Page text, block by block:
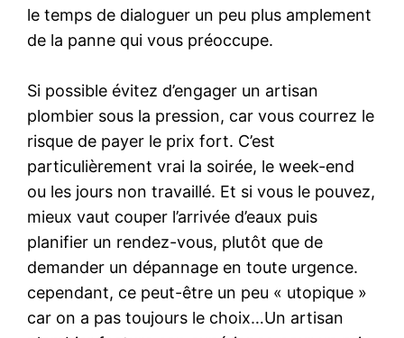
le temps de dialoguer un peu plus amplement
de la panne qui vous préoccupe.
Si possible évitez d’engager un artisan
plombier sous la pression, car vous courrez le
risque de payer le prix fort. C’est
particulièrement vrai la soirée, le week-end
ou les jours non travaillé. Et si vous le pouvez,
mieux vaut couper l’arrivée d’eaux puis
planifier un rendez-vous, plutôt que de
demander un dépannage en toute urgence.
cependant, ce peut-être un peu « utopique »
car on a pas toujours le choix…Un artisan